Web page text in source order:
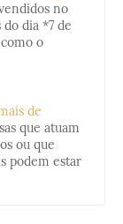
no
do dia *7 de
o
de
que atuam
ou que
podem estar